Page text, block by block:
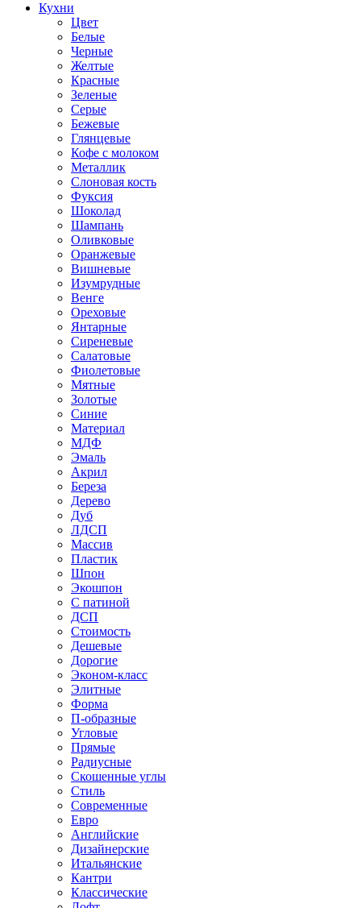
Кухни
Цвет
Белые
Черные
Желтые
Красные
Зеленые
Серые
Бежевые
Глянцевые
Кофе с молоком
Металлик
Слоновая кость
Фуксия
Шоколад
Шампань
Оливковые
Оранжевые
Вишневые
Изумрудные
Венге
Ореховые
Янтарные
Сиреневые
Салатовые
Фиолетовые
Мятные
Золотые
Синие
Материал
МДФ
Эмаль
Акрил
Береза
Дерево
Дуб
ЛДСП
Массив
Пластик
Шпон
Экошпон
С патиной
ДСП
Стоимость
Дешевые
Дорогие
Эконом-класс
Элитные
Форма
П-образные
Угловые
Прямые
Радиусные
Скошенные углы
Стиль
Современные
Евро
Английские
Дизайнерские
Итальянские
Кантри
Классические